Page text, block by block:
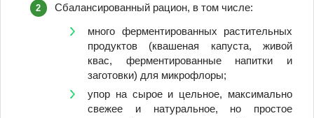
Сбалансированный рацион, в том числе:
много ферментированных растительных
продуктов (квашеная капуста, живой
квас, ферментированные напитки и
заготовки) для микрофлоры;
упор на сырое и цельное, максимально
свежее и натуральное, но простое